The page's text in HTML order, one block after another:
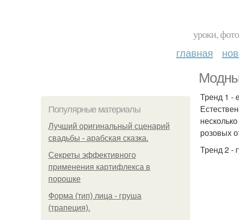
уроки,
главная
Популярные материалы
Лучший оригинальный сценарий
свадьбы - арабская сказка.
Секреты эффективного
применения картифлекса в
порошке
Форма (тип) лица - груша
(трапеция).
Тренд 1 -
розовых
Тренд 2 -